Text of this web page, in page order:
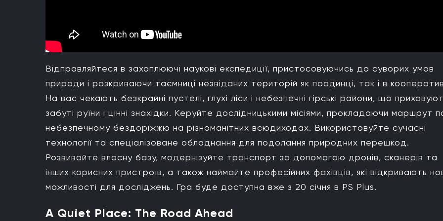
Відправляйтеся в захоплюючі наукові експедиції, пристосовуючись до суворих умов
природи і розкриваючи таємниці незвіданих територій як поодинці, так і в
На вас чекають безкрайні пустелі, глухі ліси і небезпечні гірські райони, що
забуті руїни і цінні знахідки. Керуйте дослідницькими місіями, прокладаючи маршрут
небезпечному бездоріжжю на різноманітних всюдиходах. Використовуйте сучасні
технології та спеціалізоване обладнання для подолання природних перешкод.
Розвивайте власну базу, модернізуйте транспорт за допомогою дронів, сканерів та
інших корисних пристроїв, а також наймайте професійних фахівців, які відкривають
можливості для досліджень. Гра буде доступна вже з 20 січня в PS Plus.
A Quiet Place: The Road Ahead